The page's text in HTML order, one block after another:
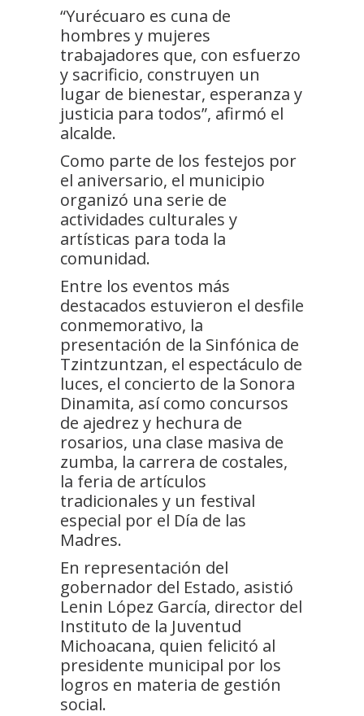
“Yurécuaro es cuna de
hombres y mujeres
trabajadores que, con esfuerzo
y sacrificio, construyen un
lugar de bienestar, esperanza y
justicia para todos”, afirmó el
alcalde.
Como parte de los festejos por
el aniversario, el municipio
organizó una serie de
actividades culturales y
artísticas para toda la
comunidad.
Entre los eventos más
destacados estuvieron el desfile
conmemorativo, la
presentación de la Sinfónica de
Tzintzuntzan, el espectáculo de
luces, el concierto de la Sonora
Dinamita, así como concursos
de ajedrez y hechura de
rosarios, una clase masiva de
zumba, la carrera de costales,
la feria de artículos
tradicionales y un festival
especial por el Día de las
Madres.
En representación del
gobernador del Estado, asistió
Lenin López García, director del
Instituto de la Juventud
Michoacana, quien felicitó al
presidente municipal por los
logros en materia de gestión
social.